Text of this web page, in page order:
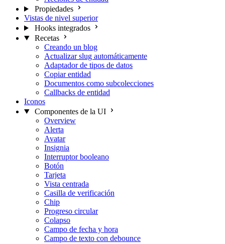
Propiedades
Vistas de nivel superior
Hooks integrados
Recetas
Creando un blog
Actualizar slug automáticamente
Adaptador de tipos de datos
Copiar entidad
Documentos como subcolecciones
Callbacks de entidad
Iconos
Componentes de la UI
Overview
Alerta
Avatar
Insignia
Interruptor booleano
Botón
Tarjeta
Vista centrada
Casilla de verificación
Chip
Progreso circular
Colapso
Campo de fecha y hora
Campo de texto con debounce